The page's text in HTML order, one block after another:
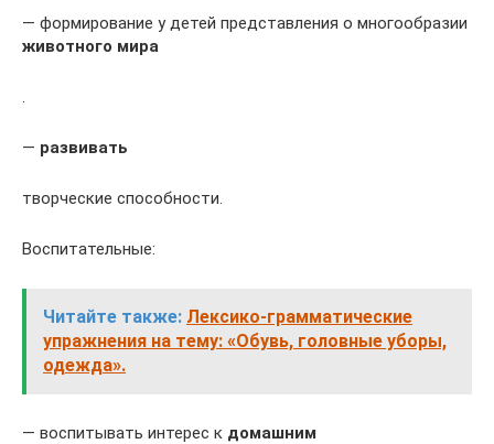
— формирование у детей представления о многообразии
животного мира
.
— развивать
творческие способности.
Воспитательные:
Читайте также: Лексико-грамматические
упражнения на тему: «Обувь, головные уборы,
одежда».
— воспитывать интерес к домашним